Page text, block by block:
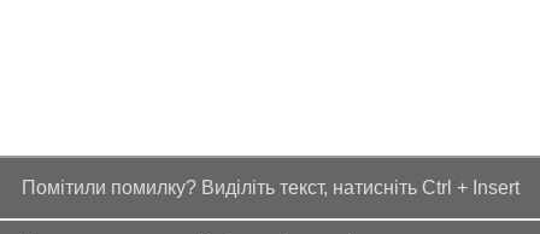
Помітили помилку? Виділіть текст, натисніть Ctrl + Insert